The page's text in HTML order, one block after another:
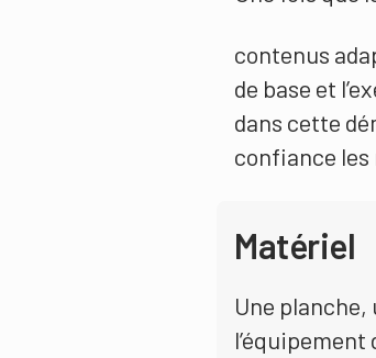
contenus
de base et
dans cette
confiance les
Matériel
Une